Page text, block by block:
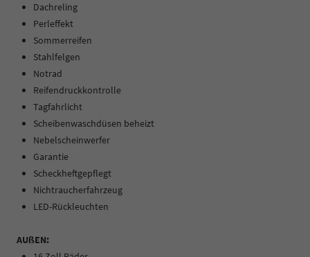
Dachreling
Perleffekt
Sommerreifen
Stahlfelgen
Notrad
Reifendruckkontrolle
Tagfahrlicht
Scheibenwaschdüsen beheizt
Nebelscheinwerfer
Garantie
Scheckheftgepflegt
Nichtraucherfahrzeug
LED-Rückleuchten
AUßEN: